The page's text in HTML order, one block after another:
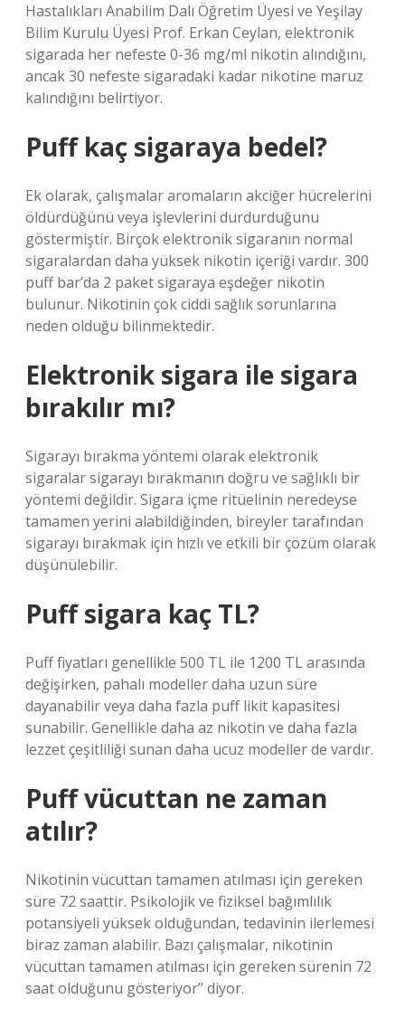
Hastalıkları Anabilim Dalı Öğretim Üyesi ve Yeşilay
Bilim Kurulu Üyesi Prof. Erkan Ceylan, elektronik
sigarada her nefeste 0-36 mg/ml nikotin alındığını,
ancak 30 nefeste sigaradaki kadar nikotine maruz
kalındığını belirtiyor.
Puff kaç sigaraya bedel?
Ek olarak, çalışmalar aromaların akciğer hücrelerini
öldürdüğünü veya işlevlerini durdurduğunu
göstermiştir. Birçok elektronik sigaranın normal
sigaralardan daha yüksek nikotin içeriği vardır. 300
puff bar’da 2 paket sigaraya eşdeğer nikotin
bulunur. Nikotinin çok ciddi sağlık sorunlarına
neden olduğu bilinmektedir.
Elektronik sigara ile sigara
bırakılır mı?
Sigarayı bırakma yöntemi olarak elektronik
sigaralar sigarayı bırakmanın doğru ve sağlıklı bir
yöntemi değildir. Sigara içme ritüelinin neredeyse
tamamen yerini alabildiğinden, bireyler tarafından
sigarayı bırakmak için hızlı ve etkili bir çözüm olarak
düşünülebilir.
Puff sigara kaç TL?
Puff fiyatları genellikle 500 TL ile 1200 TL arasında
değişirken, pahalı modeller daha uzun süre
dayanabilir veya daha fazla puff likit kapasitesi
sunabilir. Genellikle daha az nikotin ve daha fazla
lezzet çeşitliliği sunan daha ucuz modeller de vardır.
Puff vücuttan ne zaman
atılır?
Nikotinin vücuttan tamamen atılması için gereken
süre 72 saattir. Psikolojik ve fiziksel bağımlılık
potansiyeli yüksek olduğundan, tedavinin ilerlemesi
biraz zaman alabilir. Bazı çalışmalar, nikotinin
vücuttan tamamen atılması için gereken sürenin 72
saat olduğunu gösteriyor” diyor.